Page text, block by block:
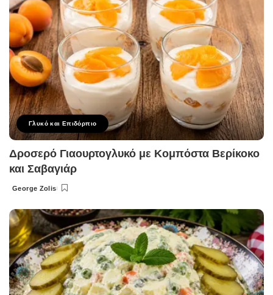
Γλυκό και Επιδόρπιο
Δροσερό Γιαουρτογλυκό με Κομπόστα Βερίκοκο
και Σαβαγιάρ
Posted
George Zolis